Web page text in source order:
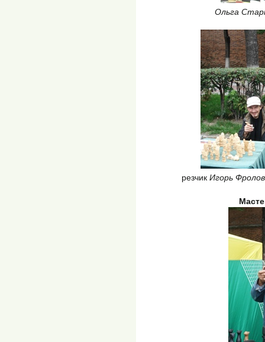
Ольга
резчик Игорь Фролов